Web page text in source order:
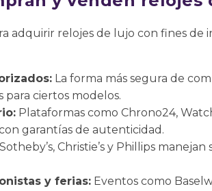
adquirir relojes de lujo con fines de
La forma más segura de
para ciertos modelos.
Plataformas como Chrono24,
garantías de autenticidad.
Sotheby’s, Christie’s y Phillips
y ferias: Eventos como